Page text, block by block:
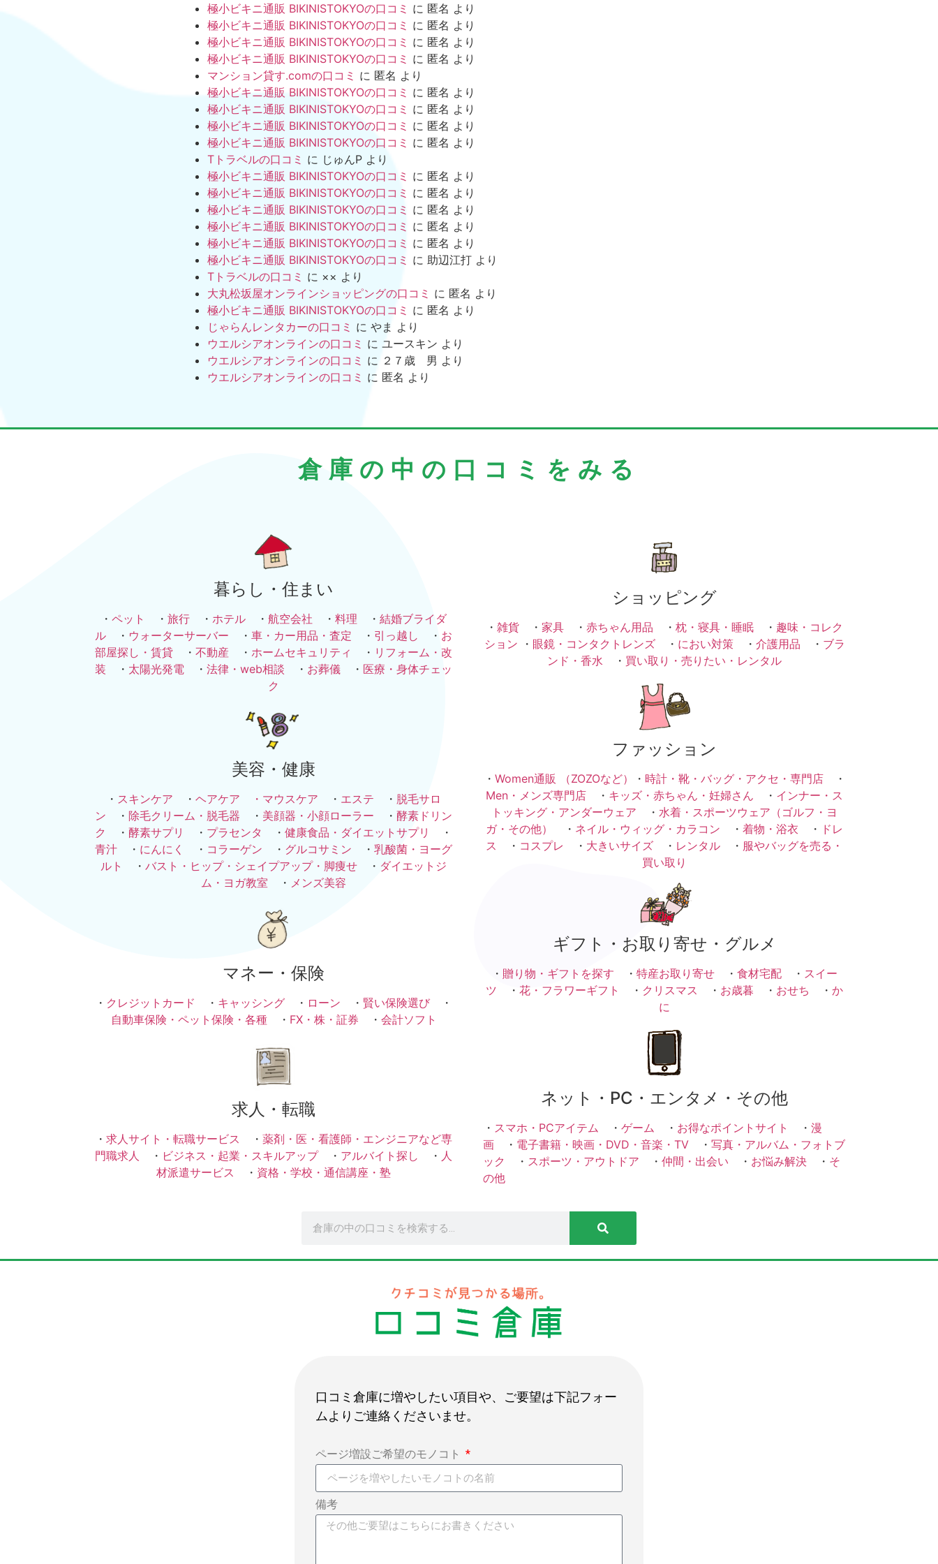
極小ビキニ通販 BIKINISTOKYOの口コミ に 匿名 より
極小ビキニ通販 BIKINISTOKYOの口コミ に 匿名 より
極小ビキニ通販 BIKINISTOKYOの口コミ に 匿名 より
極小ビキニ通販 BIKINISTOKYOの口コミ に 匿名 より
マンション貸す.comの口コミ に 匿名 より
極小ビキニ通販 BIKINISTOKYOの口コミ に 匿名 より
極小ビキニ通販 BIKINISTOKYOの口コミ に 匿名 より
極小ビキニ通販 BIKINISTOKYOの口コミ に 匿名 より
極小ビキニ通販 BIKINISTOKYOの口コミ に 匿名 より
Tトラベルの口コミ に じゅんP より
極小ビキニ通販 BIKINISTOKYOの口コミ に 匿名 より
極小ビキニ通販 BIKINISTOKYOの口コミ に 匿名 より
極小ビキニ通販 BIKINISTOKYOの口コミ に 匿名 より
極小ビキニ通販 BIKINISTOKYOの口コミ に 匿名 より
極小ビキニ通販 BIKINISTOKYOの口コミ に 匿名 より
極小ビキニ通販 BIKINISTOKYOの口コミ に 助辺江打 より
Tトラベルの口コミ に ×× より
大丸松坂屋オンラインショッピングの口コミ に 匿名 より
極小ビキニ通販 BIKINISTOKYOの口コミ に 匿名 より
じゃらんレンタカーの口コミ に やま より
ウエルシアオンラインの口コミ に ユースキン より
ウエルシアオンラインの口コミ に ２７歳 男 より
ウエルシアオンラインの口コミ に 匿名 より
倉庫の中の口コミをみる
暮らし・住まい
・ ペット ・ 旅行 ・ ホテル ・ 航空会社 ・ 料理 ・ 結婚ブライダ
ル ・ ウォーターサーバー ・ 車・カー用品・査定 ・ 引っ越し ・ お
部屋探し・賃貸 ・ 不動産 ・ ホームセキュリティ ・ リフォーム・改
装 ・ 太陽光発電 ・ 法律・web相談 ・ お葬儀 ・ 医療・身体チェッ
ク
美容・健康
・ スキンケア ・ ヘアケア ・ マウスケア ・ エステ ・ 脱毛サロ
ン ・ 除毛クリーム・脱毛器 ・ 美顔器・小顔ローラー ・ 酵素ドリン
ク
・ 酵素サプリ ・ プラセンタ ・ 健康食品・ダイエットサプリ
・
青汁 ・ にんにく ・ コラーゲン ・ グルコサミン ・ 乳酸菌・ヨーグ
ルト
・ バスト・ヒップ・シェイプアップ・脚痩せ ・ ダイエットジ
ム・ヨガ教室 ・ メンズ美容
マネー・保険
・ クレジットカード ・ キャッシング ・ ローン ・ 賢い保険選び ・
自動車保険・ペット保険・各種・ FX・株・証券 ・ 会計ソフト
求人・転職
・ 求人サイト・転職サービス ・ 薬剤・医・看護師・エンジニアなど専
門職求人
・ ビジネス・起業・スキルアップ・ アルバイト探し ・ 人
材派遣サービス ・ 資格・学校・通信講座・塾
ショッピング
・ 雑貨 ・ 家具 ・ 赤ちゃん用品 ・ 枕・寝具・睡眠 ・ 趣味・コレク
ション ・ 眼鏡・コンタクトレンズ・ におい対策・ 介護用品 ・ ブラ
ンド・香水 ・ 買い取り・売りたい・レンタル
ファッション
・ Women通販 （ZOZOなど） ・ 時計・靴・バッグ・アクセ・専門店・
Men・メンズ専門店 ・ キッズ・赤ちゃん・妊婦さん ・ インナー・ス
トッキング・アンダーウェア ・ 水着・スポーツウェア（ゴルフ・ヨ
ガ・その他）
・ ネイル・ウィッグ・カラコン ・ 着物・浴衣 ・ ドレ
ス ・ コスプレ ・ 大きいサイズ ・ レンタル ・ 服やバッグを売る・
買い取り
ギフト・お取り寄せ・グルメ
・ 贈り物・ギフトを探す ・ 特産お取り寄せ ・ 食材宅配 ・ スイー
ツ ・ 花・フラワーギフト ・ クリスマス ・ お歳暮 ・ おせち ・ か
に
ネット・PC・エンタメ・その他
・ スマホ・PCアイテム ・ ゲーム ・ お得なポイントサイト ・ 漫
画 ・ 電子書籍・映画・DVD・音楽・TV ・ 写真・アルバム・フォトブ
ック
・ スポーツ・アウトドア ・ 仲間・出会い ・ お悩み解決 ・ そ
の他
口コミ倉庫に増やしたい項目や、ご要望は下記フォー
ムよりご連絡くださいませ。
ページ増設ご希望のモノコト
備考